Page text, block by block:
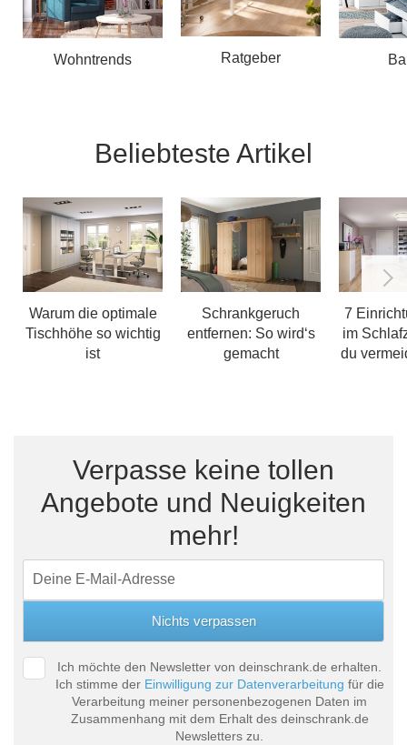
Wohntrends Ratgeber
Beliebteste Artikel
Warum die optimale
Tischhöhe so wichtig
ist
Schrankgeruch
entfernen: So wird‘s
gemacht
7
im
du
Verpasse keine tollen
Angebote und Neuigkeiten
mehr!
Ich möchte den Newsletter von deinschrank.de erhalten.
Ich stimme der Einwilligung zur Datenverarbeitung für die
Verarbeitung meiner personenbezogenen Daten im
Zusammenhang mit dem Erhalt des deinschrank.de
Newsletters zu.